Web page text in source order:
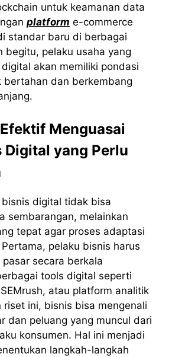
untuk keamanan data
platform e-commerce
standar baru di berbagai
begitu, pelaku usaha yang
akan memiliki pondasi
bertahan dan berkembang
Menguasai
Digital yang Perlu
digital tidak bisa
sembarangan, melainkan
tepat agar proses adaptasi
pelaku bisnis harus
secara berkala
tools digital seperti
atau platform analitik
riset ini, bisnis bisa mengenali
dan peluang yang muncul dari
konsumen. Hal ini menjadi
langkah-langkah